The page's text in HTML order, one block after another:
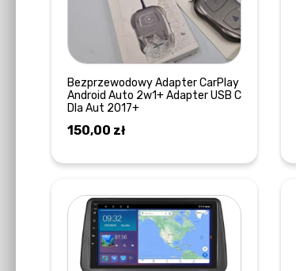
Bezprzewodowy Adapter CarPlay
Android Auto 2w1+ Adapter USB C
Dla Aut 2017+
150,00 zł